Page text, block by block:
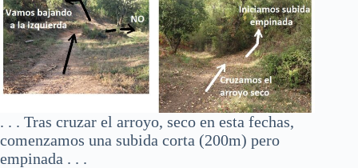
. . . Tras cruzar el arroyo, seco en esta fechas,
comenzamos una subida corta (200m) pero
empinada . . .